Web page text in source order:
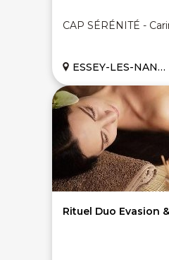
CAP SÉRÉNITÉ -
ESSEY-LES-NANCY (54)
Rituel Duo Evasion